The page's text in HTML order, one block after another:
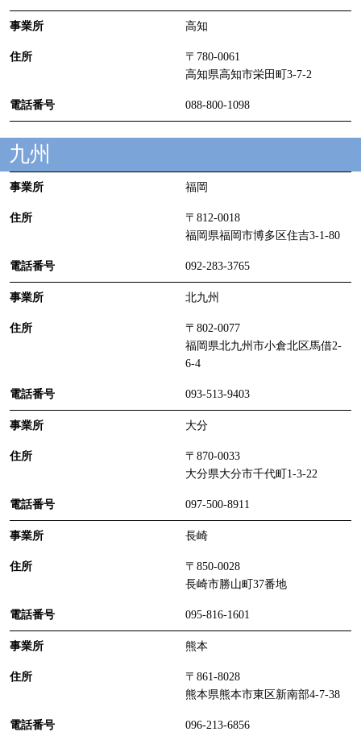
高知
〒780-0061
高知県高知市栄田町3-7-2
088-800-1098
九州
福岡
〒812-0018
福岡県福岡市博多区住吉3-1-80
092-283-3765
北九州
〒802-0077
福岡県北九州市小倉北区馬借2-
6-4
093-513-9403
大分
〒870-0033
大分県大分市千代町1-3-22
097-500-8911
長崎
〒850-0028
長崎市勝山町37番地
095-816-1601
熊本
〒861-8028
熊本県熊本市東区新南部4-7-38
096-213-6856